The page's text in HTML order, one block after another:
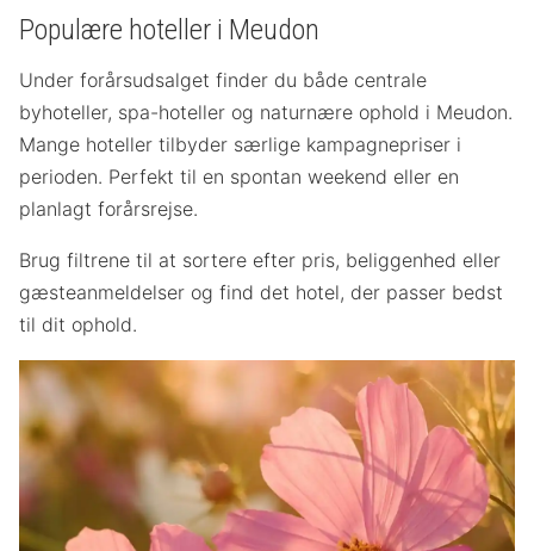
Populære hoteller i Meudon
Under forårsudsalget finder du både centrale
byhoteller, spa-hoteller og naturnære ophold i Meudon.
Mange hoteller tilbyder særlige kampagnepriser i
perioden. Perfekt til en spontan weekend eller en
planlagt forårsrejse.
Brug filtrene til at sortere efter pris, beliggenhed eller
gæsteanmeldelser og find det hotel, der passer bedst
til dit ophold.